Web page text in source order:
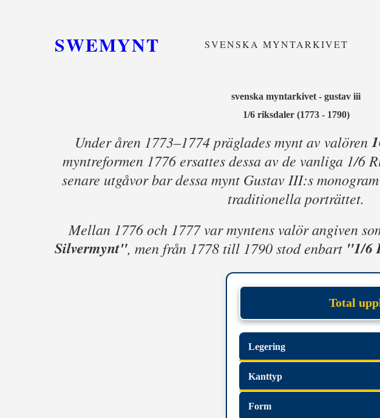
SWEMYNT SVENSKA MYNTARKIVET
svenska myntarkivet - gustav iii
1/6 riksdaler (1773 - 1790)
Under åren 1773–1774 präglades mynt av valören
myntreformen 1776 ersattes dessa av de vanliga 1/6
senare utgåvor bar dessa mynt Gustav III:s
traditionella porträttet.
Mellan 1776 och 1777 var myntens valör angiven
Silvermynt", men från 1778 till 1790 stod enbart "1/6
Total
Legering
Kanttyp
Form